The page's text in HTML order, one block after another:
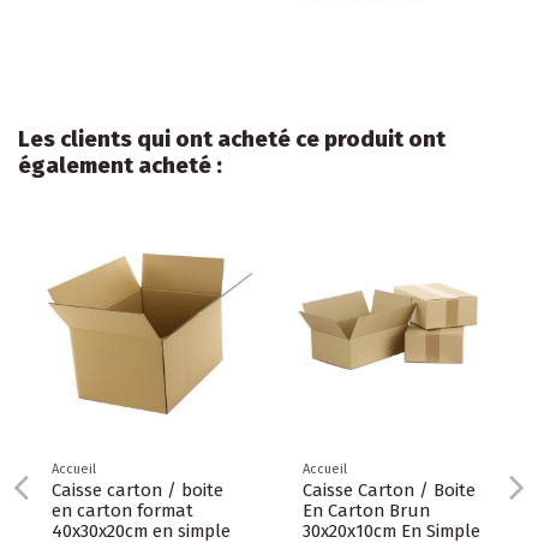
Les clients qui ont acheté ce produit ont
également acheté :
Accueil
Caisse carton / boite
en carton format
40x30x20cm en simple
Accueil
Caisse Carton / Boite
En Carton Brun
30x20x10cm En Simple